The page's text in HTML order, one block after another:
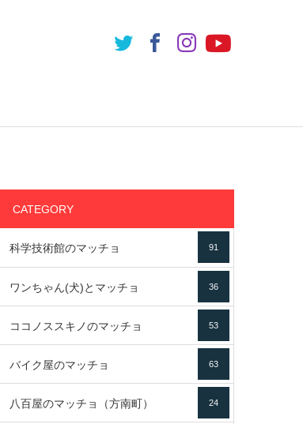
CATEGORY
科学技術館のマッチョ 91
ワンちゃん(犬)とマッチョ 36
ココノススキノのマッチョ 53
バイク屋のマッチョ 63
八百屋のマッチョ（方南町） 24